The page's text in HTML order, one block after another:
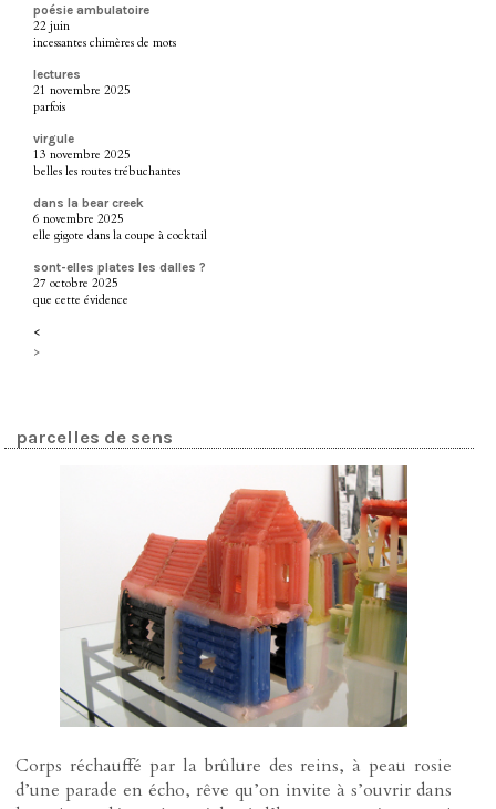
poésie ambulatoire
22 juin
incessantes chimères de mots
lectures
21 novembre 2025
parfois
virgule
13 novembre 2025
belles les routes trébuchantes
dans la bear creek
6 novembre 2025
elle gigote dans la coupe à cocktail
sont-elles plates les dalles ?
27 octobre 2025
que cette évidence
<
>
parcelles de sens
Corps réchauffé par la brûlure des reins, à peau rosie
d’une parade en écho, rêve qu’on invite à s’ouvrir dans